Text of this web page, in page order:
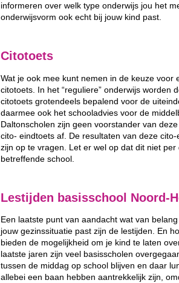
informeren over welk type onderwijs jou het
onderwijsvorm ook echt bij jouw kind past.
Citotoets
Wat je ook mee kunt nemen in de keuze
citotoets. In het “reguliere” onderwijs
citotoets grotendeels bepalend voor de
daarmee ook het schooladvies voor de
Daltonscholen zijn geen voorstander van
cito- eindtoets af. De resultaten van deze
zijn op te vragen. Let er wel op dat dit niet
betreffende school.
Lestijden basisschool Noord-
Een laatste punt van aandacht wat van
jouw gezinssituatie past zijn de lestijden. En
bieden de mogelijkheid om je kind te laten
laatste jaren zijn veel basisscholen
tussen de middag op school blijven en daar
allebei een baan hebben aantrekkelijk zijn,